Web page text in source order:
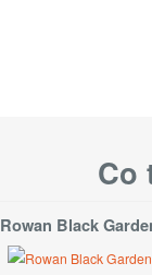
Co
Rowan Black